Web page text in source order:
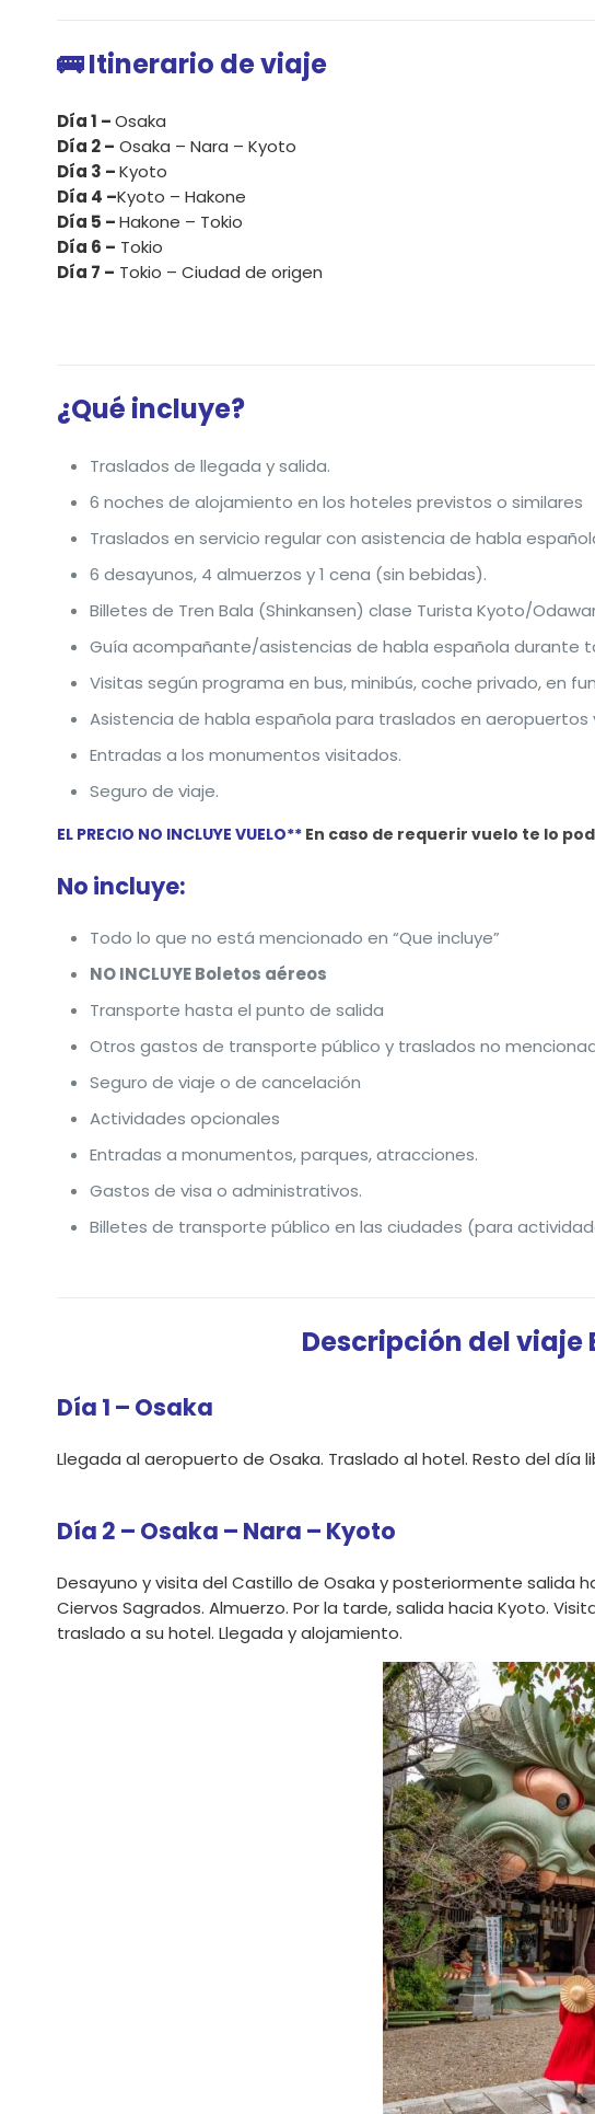
🚌 Itinerario de viaje
Día 1 –Osaka
Día 2 – Osaka – Nara – Kyoto
Día 3 –Kyoto
Día 4 –Kyoto – Hakone
Día 5 –Hakone – Tokio
Día 6 – Tokio
Día 7 – Tokio – Ciudad de origen
¿Qué incluye?
Traslados de llegada y salida.
6 noches de alojamiento en los hoteles previstos o similares
Traslados en servicio regular con asistencia de habla
6 desayunos, 4 almuerzos y 1 cena (sin bebidas).
Billetes de Tren Bala (Shinkansen) clase Turista Kyoto/
Guía acompañante/asistencias de habla española durante
Visitas según programa en bus, minibús, coche privado, en
Asistencia de habla española para traslados en aeropuertos
Entradas a los monumentos visitados.
Seguro de viaje.
EL PRECIO NO INCLUYE VUELO** En caso de requerir vuelo te lo
No incluye:
Todo lo que no está mencionado en “Que incluye”
NO INCLUYE Boletos aéreos
Transporte hasta el punto de salida
Otros gastos de transporte público y traslados no
Seguro de viaje o de cancelación
Actividades opcionales
Entradas a monumentos, parques, atracciones.
Gastos de visa o administrativos.
Billetes de transporte público en las ciudades (para
Descripción del viaje
Día 1 – Osaka
Llegada al aeropuerto de Osaka. Traslado al hotel. Resto del día
Día 2 – Osaka – Nara – Kyoto
Desayuno y visita del Castillo de Osaka y posteriormente salida
Ciervos Sagrados. Almuerzo. Por la tarde, salida hacia Kyoto.
traslado a su hotel. Llegada y alojamiento.